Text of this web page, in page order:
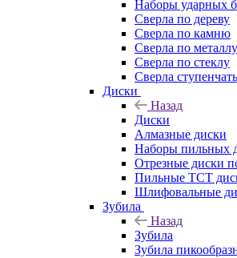
Наборы ударных
Сверла по дереву
Сверла по камню
Сверла по металлу
Сверла по стеклу
Сверла
Диски
Назад
Диски
Алмазные диски
Наборы пильных
Отрезные диски
Пильные TCT
Шлифовальные
Зубила
Назад
Зубила
Зубила